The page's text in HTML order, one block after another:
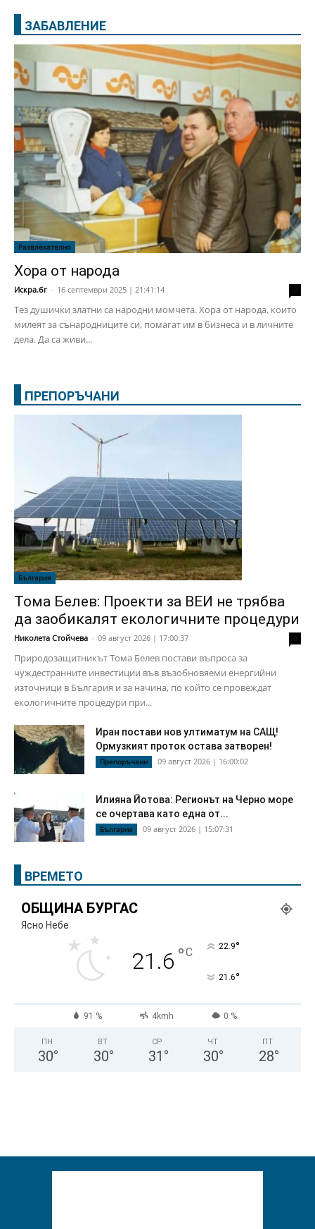
ЗАБАВЛЕНИЕ
Развлекателно
Хора от народа
Искра.бг - 16 септември 2025 | 21:41:14
Тез душички златни са народни момчета. Хора от народа, които
милеят за сънародниците си, помагат им в бизнеса и в личните
дела. Да са живи...
ПРЕПОРЪЧАНИ
България
Тома Белев: Проекти за ВЕИ не трябва
да заобикалят екологичните процедури
Николета Стойчева - 09 август 2026 | 17:00:37
Природозащитникът Тома Белев постави въпроса за
чуждестранните инвестиции във възобновяеми енергийни
източници в България и за начина, по който се провеждат
екологичните процедури при...
Иран постави нов ултиматум на САЩ!
Ормузкият проток остава затворен!
Препоръчани 09 август 2026 | 16:00:02
Илияна Йотова: Регионът на Черно море
се очертава като една от...
България 09 август 2026 | 15:07:31
ВРЕМЕТО
ОБЩИНА БУРГАС
Ясно Небе
21.6 °C 22.9°
21.6°
91 % 4kmh 0 %
ПН
30°
ВТ
30°
СР
31 °
ЧТ
30°
ПТ
28°